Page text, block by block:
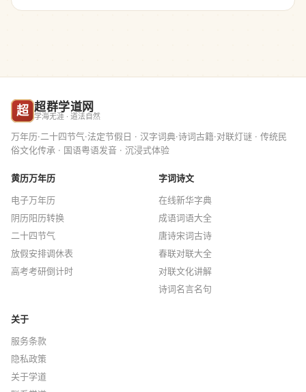
超 超群学道网
学海无涯 · 道法自然
万年历·二十四节气·法定节假日 · 汉字词典·诗词古籍·对联灯谜 · 传统民
俗文化传承 · 国语粤语发音 · 沉浸式体验
黄历万年历
电子万年历
阴历阳历转换
二十四节气
放假安排调休表
高考考研倒计时
字词诗文
在线新华字典
成语词语大全
唐诗宋词古诗
春联对联大全
对联文化讲解
诗词名言名句
关于
服务条款
隐私政策
关于学道